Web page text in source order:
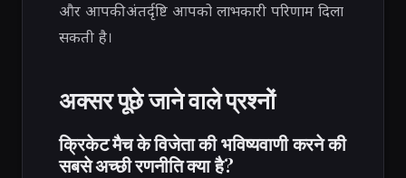
और आपकी अंतर्दृष्टि आपको लाभकारी परिणाम दिला
सकती है।
अक्सर पूछे जाने वाले प्रश्नों
क्रिकेट मैच के विजेता की भविष्यवाणी करने की
सबसे अच्छी रणनीति क्या है?